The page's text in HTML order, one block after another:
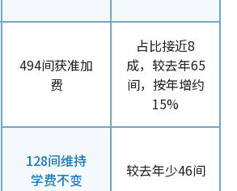
494间获准加
费
占比接近8
成，较去年65
间，按年增约
15%
128间维持
学费不变
较去年少46间